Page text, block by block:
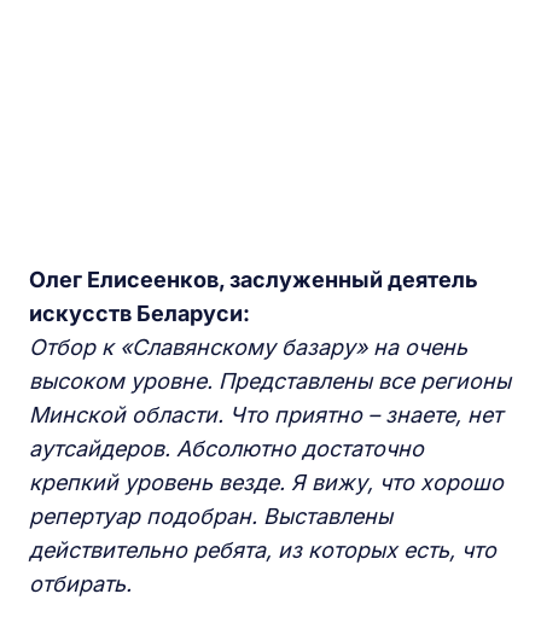
Олег Елисеенков, заслуженный деятель
искусств Беларуси:
Отбор к «Славянскому базару» на очень
высоком уровне. Представлены все регионы
Минской области. Что приятно – знаете, нет
аутсайдеров. Абсолютно достаточно
крепкий уровень везде. Я вижу, что хорошо
репертуар подобран. Выставлены
действительно ребята, из которых есть, что
отбирать.